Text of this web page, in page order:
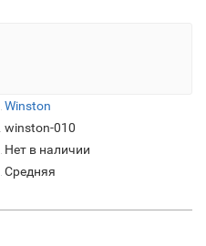
Winston
winston-010
Нет в наличии
Средняя